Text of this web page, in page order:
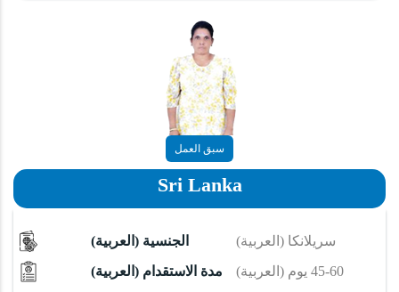
سبق العمل
Sri Lanka
(العربية) الجنسية
(العربية) سريلانكا
(العربية) مدة الاستقدام
(العربية) 60-45 يوم